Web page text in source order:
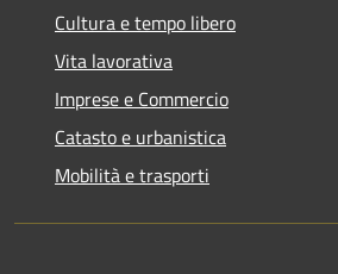
Cultura e tempo libero
Vita lavorativa
Imprese e Commercio
Catasto e urbanistica
Mobilità e trasporti